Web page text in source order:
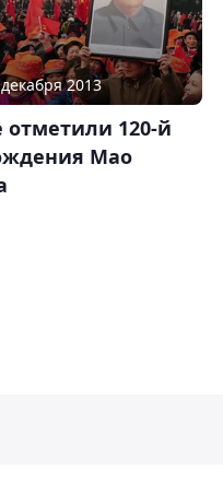
2013
отметили 120-й
Мао